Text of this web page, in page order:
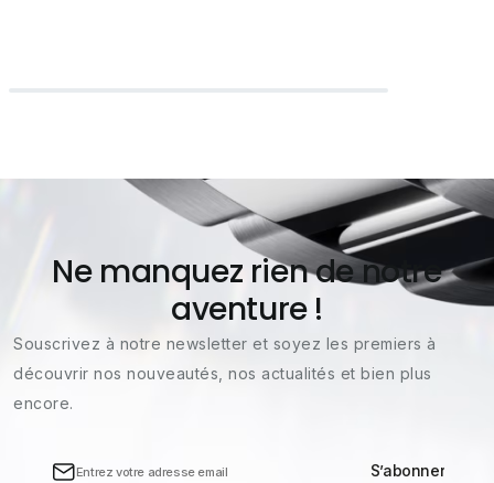
Ne manquez rien de notre
aventure !
Souscrivez à notre newsletter et soyez les premiers à
découvrir nos nouveautés, nos actualités et bien plus
encore.